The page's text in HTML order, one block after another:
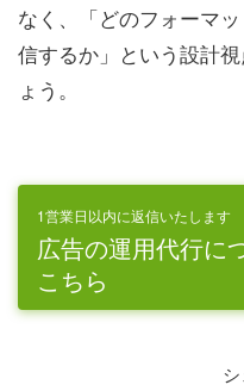
なく、「どのフォーマ
信するか」という設計
ょう。
1営業日以内に返信いたします
広告の運用代行に
こちら